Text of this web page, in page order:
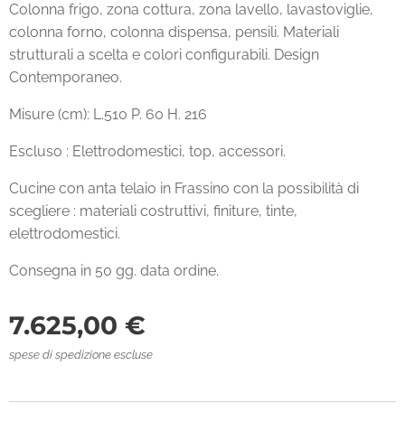
Colonna frigo, zona cottura, zona lavello, lavastoviglie,
colonna forno, colonna dispensa, pensili. Materiali
strutturali a scelta e colori configurabili. Design
Contemporaneo.
Misure (cm): L.510 P. 60 H. 216
Escluso : Elettrodomestici, top, accessori.
Cucine con anta telaio in Frassino con la possibilità di
scegliere : materiali costruttivi, finiture, tinte,
elettrodomestici.
Consegna in 50 gg. data ordine.
7.625,00 €
spese di spedizione escluse